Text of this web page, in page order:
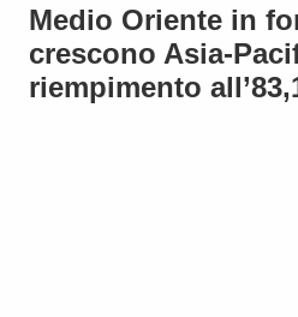
Medio Oriente in
crescono Asia-
riempimento